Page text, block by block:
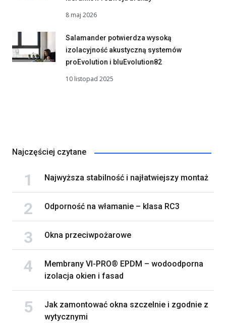
8 maj 2026
Salamander potwierdza wysoką
izolacyjność akustyczną systemów
proEvolution i bluEvolution82
10 listopad 2025
Najczęściej czytane
Najwyższa stabilność i najłatwiejszy montaż
Odporność na włamanie – klasa RC3
Okna przeciwpożarowe
Membrany VI-PRO® EPDM – wodoodporna
izolacja okien i fasad
Jak zamontować okna szczelnie i zgodnie z
wytycznymi